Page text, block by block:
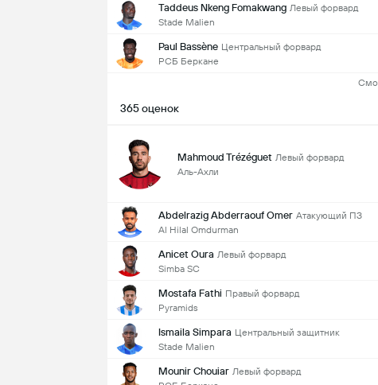
Taddeus Nkeng Fomakwang Левый форвард
Stade Malien
Paul Bassène Центральный форвард
РСБ Беркане
365 оценок
Mahmoud Trézéguet Левый форвард
Аль-Ахли
Abdelrazig Abderraouf Omer Атакующий ПЗ
Al Hilal Omdurman
Anicet Oura Левый форвард
Simba SC
Mostafa Fathi Правый форвард
Pyramids
Ismaila Simpara Центральный защитник
Stade Malien
Mounir Chouiar Левый форвард